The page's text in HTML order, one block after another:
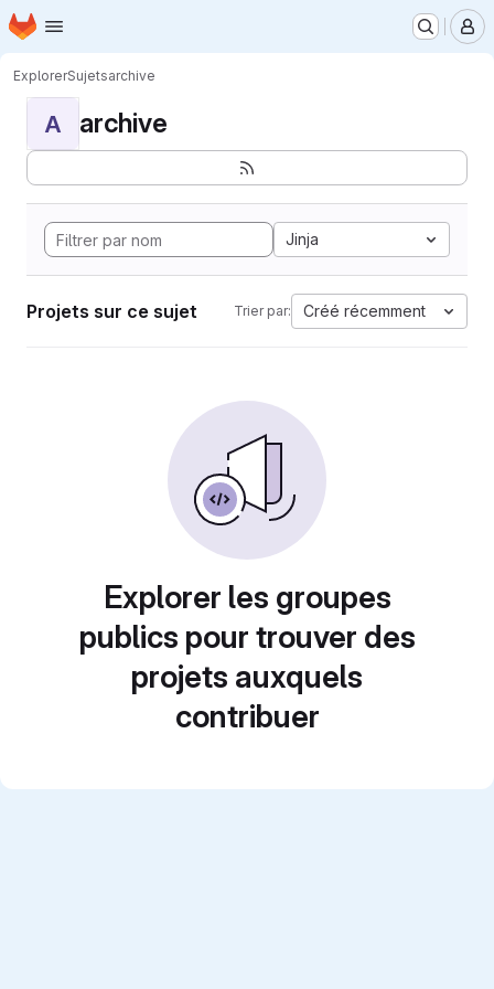
Passer au contenu principal
Page d'accueil
ExplorerSujetsarchive
A archive
Jinja
Projets sur ce sujet Trier par: Créé récemment
Explorer les groupes
publics pour trouver des
projets auxquels
contribuer